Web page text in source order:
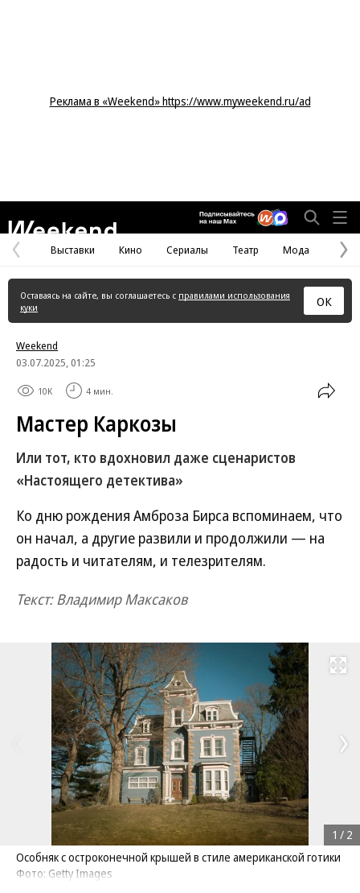
Реклама в «Weekend» https://www.myweekend.ru/ad
Предыдущая
страница
Выставки Кино Сериалы Театр Мода
Оставаясь на сайте, вы соглашаетесь с правилами использования
куки
ОК
Weekend
03.07.2025, 01:25
10K 4 мин.
Мастер Каркозы
Или тот, кто вдохновил даже сценаристов
«Настоящего детектива»
Ко дню рождения Амброза Бирса вспоминаем, что
он начал, а другие развили и продолжили — на
радость и читателям, и телезрителям.
Текст: Владимир Максаков
Развернуть
Особняк с остроконечной крышей в стиле американской готики
Фото: Getty Images
1 / 2